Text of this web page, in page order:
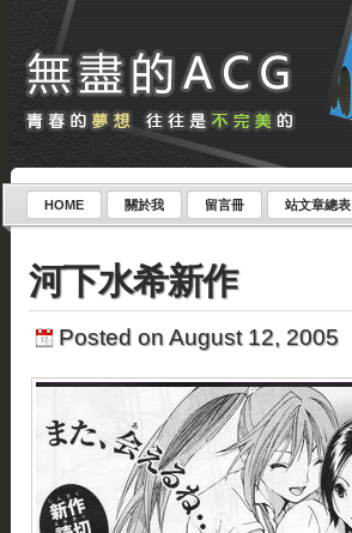
HOME 關於我 留言冊 站文章總表
河下水希新作
Posted on August 12, 2005